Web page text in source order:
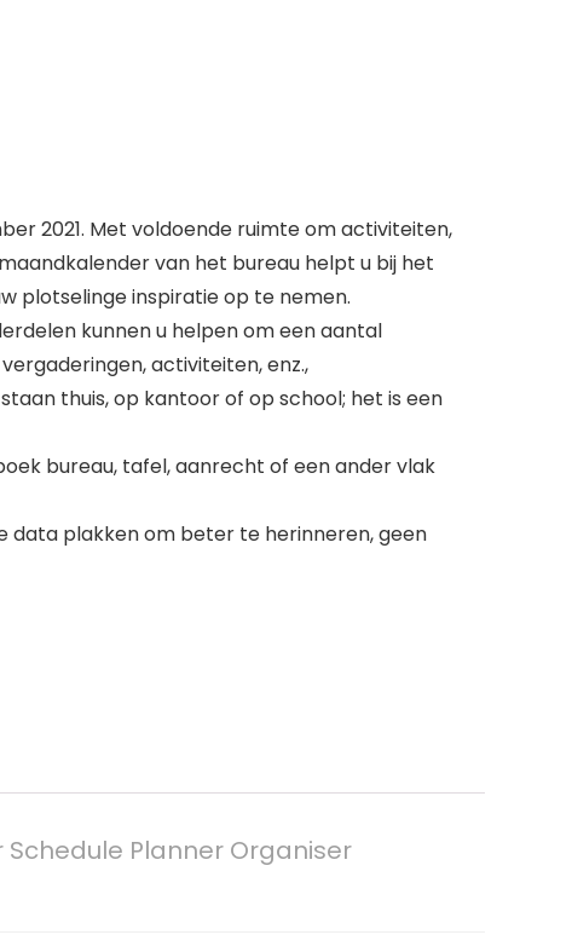
2021. Met voldoende ruimte om activiteiten,
van het bureau helpt u bij het
plotselinge inspiratie op te nemen.
kunnen u helpen om een aantal
activiteiten, enz.,
thuis, op kantoor of op school; het is een
bureau, tafel, aanrecht of een ander vlak
data plakken om beter te herinneren, geen
Schedule Planner Organiser